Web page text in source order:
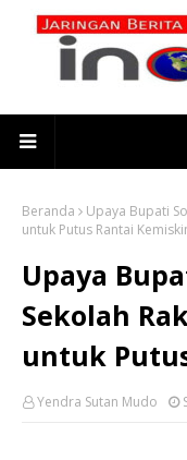
Beranda
Upaya Bupati
untuk Putus Rantai
Upaya
Sekolah
untuk
Yendra Sutan Mudo